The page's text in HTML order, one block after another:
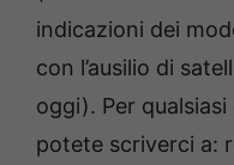
indicazioni dei
con l’ausilio di
oggi). Per
potete scriverci a: